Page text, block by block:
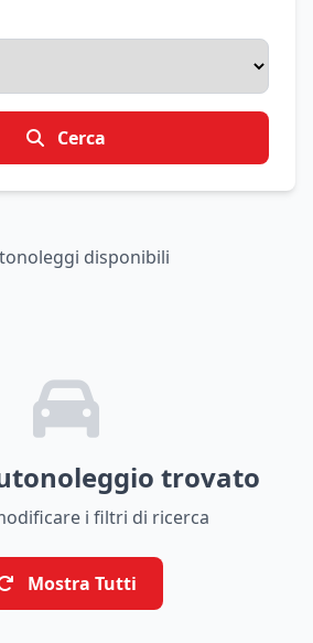
Cerca
disponibili
trovato
i filtri di ricerca
Mostra Tutti